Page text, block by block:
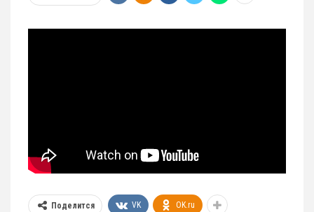
Поделится VK OK.ru